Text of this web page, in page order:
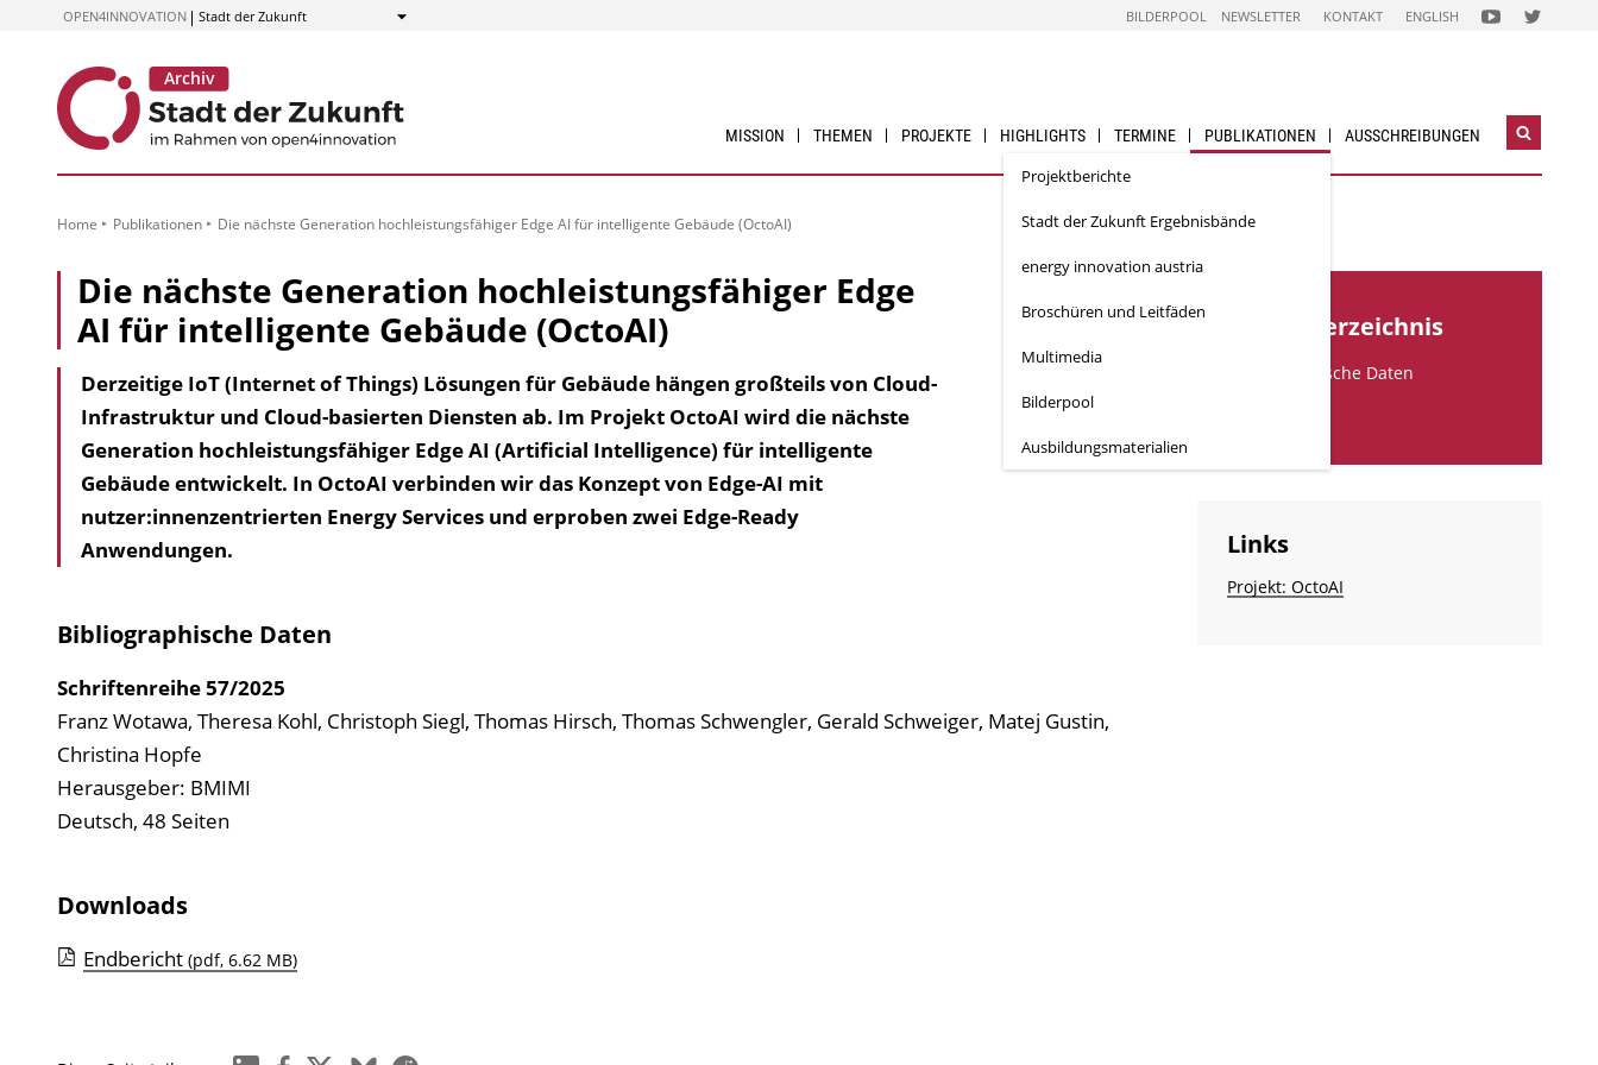
OPEN4INNOVATION Stadt der Zukunft
Anzeigen
BILDERPOOL NEWSLETTER KONTAKT ENGLISH FOLGEN
SIE
FOLGEN
SIE
MISSION THEMEN PROJEKTE HIGHLIGHTS TERMINE PUBLIKATIONEN
Projektberichte
Stadt der Zukunft Ergebnisbände
energy innovation austria
Broschüren und Leitfäden
Multimedia
Bilderpool
Ausbildungs­materialien
AUSSCHREIBUNGEN
Home Publikationen Die nächste Generation hochleistungsfähiger Edge AI für intelligente Gebäude (OctoAI)
Die nächste Generation hochleistungsfähiger Edge
AI für intelligente Gebäude (OctoAI)
Derzeitige IoT (Internet of Things) Lösungen für Gebäude hängen großteils von Cloud-
Infrastruktur und Cloud-basierten Diensten ab. Im Projekt OctoAI wird die nächste
Generation hochleistungsfähiger Edge AI (Artificial Intelligence) für intelligente
Gebäude entwickelt. In OctoAI verbinden wir das Konzept von Edge-AI mit
nutzer:innenzentrierten Energy Services und erproben zwei Edge-Ready
Anwendungen.
Bibliographische Daten
Schriftenreihe57/2025
Franz Wotawa, Theresa Kohl, Christoph Siegl, Thomas Hirsch, Thomas Schwengler, Gerald Schweiger, Matej Gustin,
Christina Hopfe
Herausgeber: BMIMI
Deutsch, 48 Seiten
Downloads
Endbericht (pdf, 6.62 MB)
Inhaltsverzeichnis
Bibliographische Daten
Links
Projekt: OctoAI